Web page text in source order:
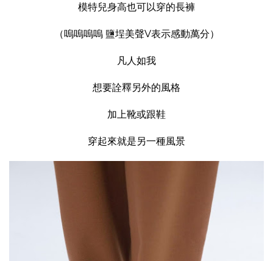
模特兒身高也可以穿的長褲
（嗚嗚嗚嗚 鹽埕美聲V表示感動萬分）
凡人如我
想要詮釋另外的風格
加上靴或跟鞋
穿起來就是另一種風景